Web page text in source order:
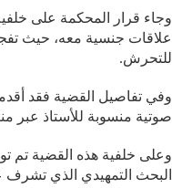
وجاء قرار المحكمة على
للتحرش.
وفي تفاصيل القضية فقد
صوتية منسوبة للأستاذ عبر
وعلى خلفية هذه القضية تم
البحث التمهيدي الذي تشرف